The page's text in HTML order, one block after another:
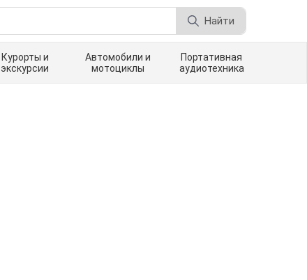
Найти
Курорты и
экскурсии
Автомобили и
мотоциклы
Портативная
аудиотехника